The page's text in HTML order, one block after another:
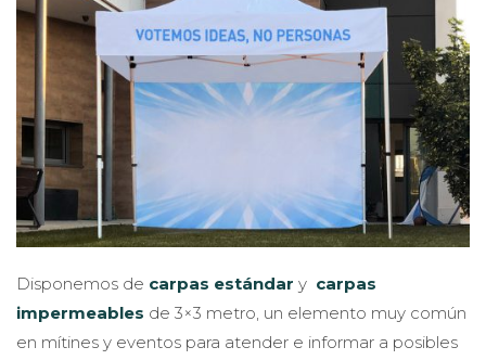
Disponemos de carpas estándar y carpas
impermeables de 3×3 metro, un elemento muy común
en mítines y eventos para atender e informar a posibles